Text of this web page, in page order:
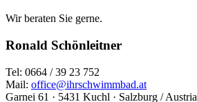
Wir beraten Sie gerne.
Ronald Schönleitner
Tel: 0664 / 39 23 752
Mail: office@ihrschwimmbad.at
Garnei 61 · 5431 Kuchl · Salzburg / Austria